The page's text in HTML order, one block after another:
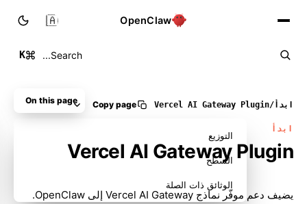
OpenClaw
Search...
K
🇸🇦
ابدأ /
Plugin ‏Vercel AI Gateway
Copy page
ابدأ
Plugin ‏Vercel AI Gateway
يضيف دعم موفّر نماذج Vercel AI Gateway إلى OpenClaw.
On this page
التوزيع
السطح
الوثائق ذات الصلة